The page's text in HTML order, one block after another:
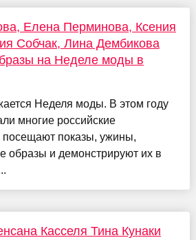
Елена Перминова, Ксения
Собчак, Лина Дембикова
на Неделе моды в
Неделя моды. В этом году
многие российские
посещают показы, ужины,
образы и демонстрируют их в
Касселя Тина Кунаки